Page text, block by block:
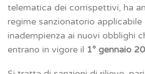
telematica dei corrispettivi, ha
regime sanzionatorio applicabile
inadempienza ai nuovi obblighi
entrano in vigore il 1° gennaio